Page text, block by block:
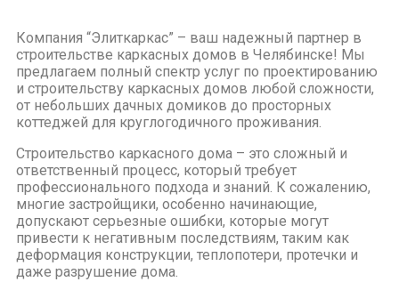
Компания “Элиткаркас” – ваш надежный партнер в
строительстве каркасных домов в Челябинске! Мы
предлагаем полный спектр услуг по проектированию
и строительству каркасных домов любой сложности,
от небольших дачных домиков до просторных
коттеджей для круглогодичного проживания.
Строительство каркасного дома – это сложный и
ответственный процесс, который требует
профессионального подхода и знаний. К сожалению,
многие застройщики, особенно начинающие,
допускают серьезные ошибки, которые могут
привести к негативным последствиям, таким как
деформация конструкции, теплопотери, протечки и
даже разрушение дома.